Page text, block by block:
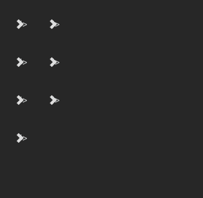
"> ">
"> ">
"> ">
">